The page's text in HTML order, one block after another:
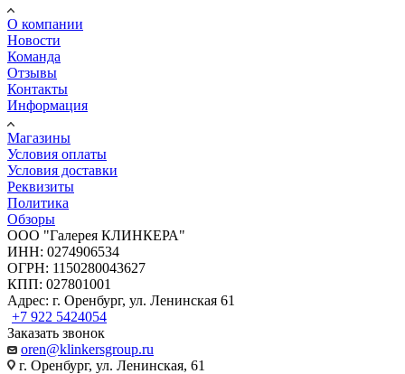
О компании
Новости
Команда
Отзывы
Контакты
Информация
Магазины
Условия оплаты
Условия доставки
Реквизиты
Политика
Обзоры
ООО "Галерея КЛИНКЕРА"
ИНН: 0274906534
ОГРН: 1150280043627
КПП: 027801001
Адрес: г. Оренбург, ул. Ленинская 61
+7 922 5424054
Заказать звонок
oren@klinkersgroup.ru
г. Оренбург, ул. Ленинская, 61